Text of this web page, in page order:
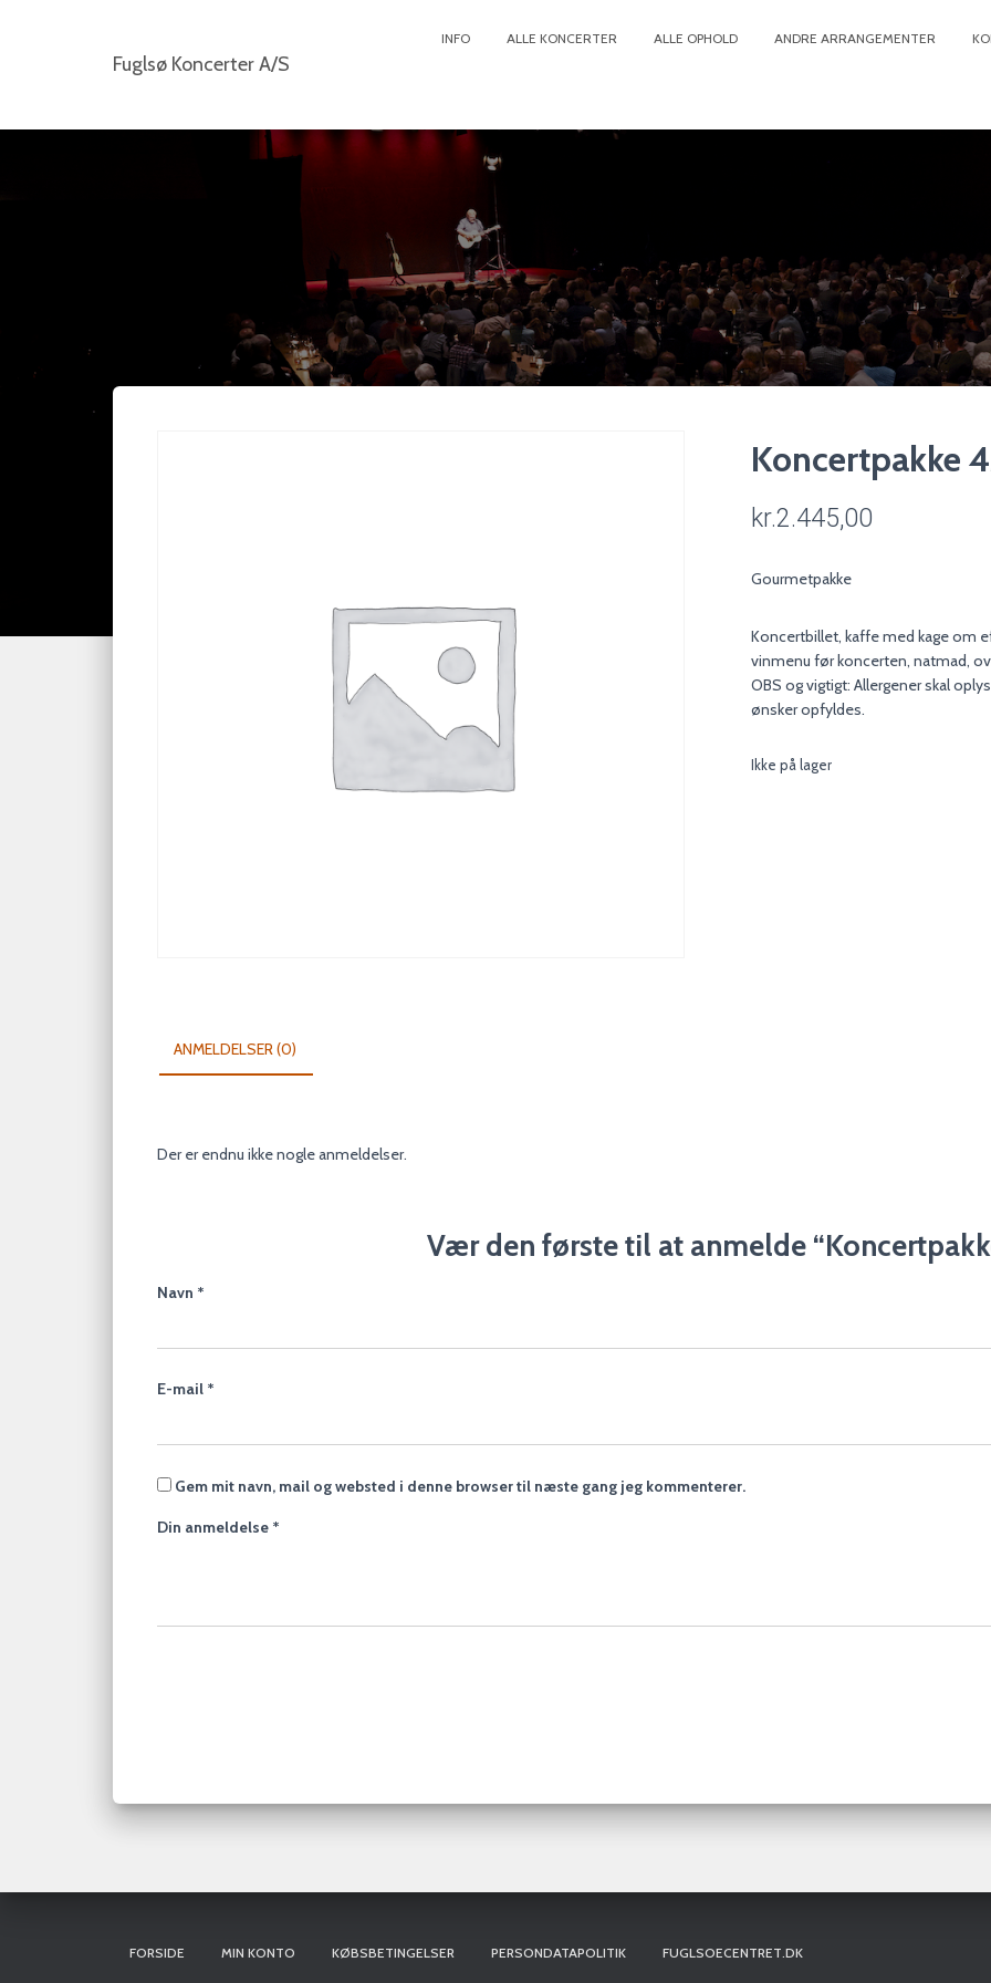
Fuglsø Koncerter A/S
INFO ALLE KONCERTER ALLE OPHOLD ANDRE ARRANGEMENTER
Koncertpakke
kr.2.445,00
Gourmetpakke
Koncertbillet, kaffe med kage om
vinmenu før koncerten, natmad,
OBS og vigtigt: Allergener skal
ønsker opfyldes.
Ikke på lager
ANMELDELSER (0)
Der er endnu ikke nogle anmeldelser.
Vær den første til at anmelde
Navn *
E-mail *
Gem mit navn, mail og websted i denne browser til næste gang jeg kommenterer.
Din anmeldelse *
FORSIDE MIN KONTO KØBSBETINGELSER PERSONDATAPOLITIK FUGLSOECENTRET.DK